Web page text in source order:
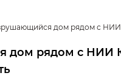
дом рядом с НИИ
дом рядом с НИИ